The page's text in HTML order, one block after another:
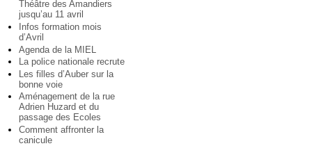
Théâtre des Amandiers
jusqu’au 11 avril
Infos formation mois
d’Avril
Agenda de la MIEL
La police nationale recrute
Les filles d’Auber sur la
bonne voie
Aménagement de la rue
Adrien Huzard et du
passage des Ecoles
Comment affronter la
canicule